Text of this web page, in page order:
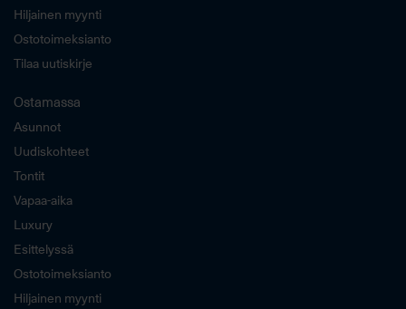
Hiljainen myynti
Ostotoimeksianto
Tilaa uutiskirje
Ostamassa
Asunnot
Uudiskohteet
Tontit
Vapaa-aika
Luxury
Esittelyssä
Ostotoimeksianto
Hiljainen myynti